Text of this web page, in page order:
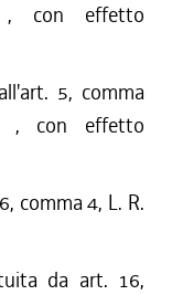
con effetto
5, comma
, con effetto
comma 4, L. R.
da art. 16,